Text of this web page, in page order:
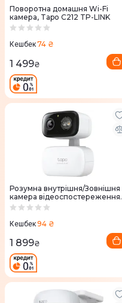
Поворотна домашня Wi-Fi
камера, Tapo C212 TP-LINK
Кешбек74 ₴
1 499₴
Розумна внутрішня/Зовнішня
камера відеоспостереження,
C216 TP-LINK
Кешбек94 ₴
1 899₴